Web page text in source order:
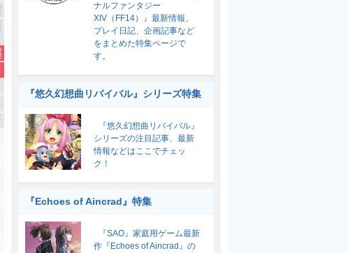
ナルファンタジー
XIV（FF14）』最新情報、
プレイ日記、企画記事など
をまとめた特集ページで
す。
『悠久幻想曲リバイバル』シリーズ特集
『悠久幻想曲リバイバル』
シリーズの注目記事、最新
情報などはここでチェッ
ク！
『Echoes of Aincrad』特集
『SAO』家庭用ゲーム最新
作『Echoes of Aincrad』の